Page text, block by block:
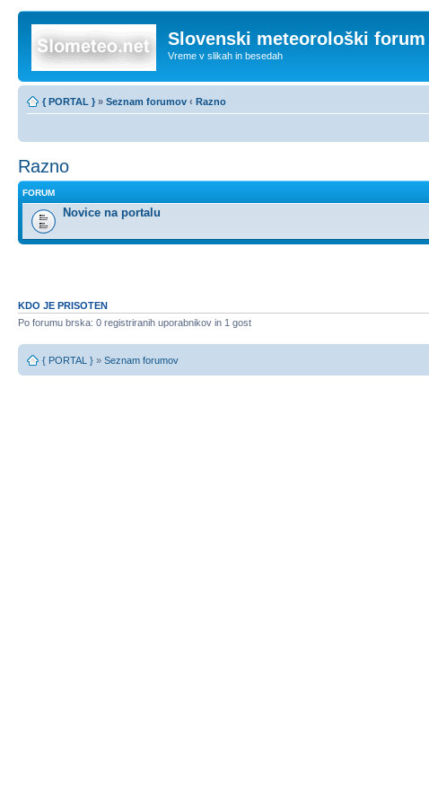
Slovenski meteorološki forum
Vreme v slikah in besedah
{ PORTAL } » Seznam forumov ‹ Razno
Razno
FORUM
Novice na portalu
KDO JE PRISOTEN
Po forumu brska: 0 registriranih uporabnikov in 1 gost
{ PORTAL } » Seznam forumov